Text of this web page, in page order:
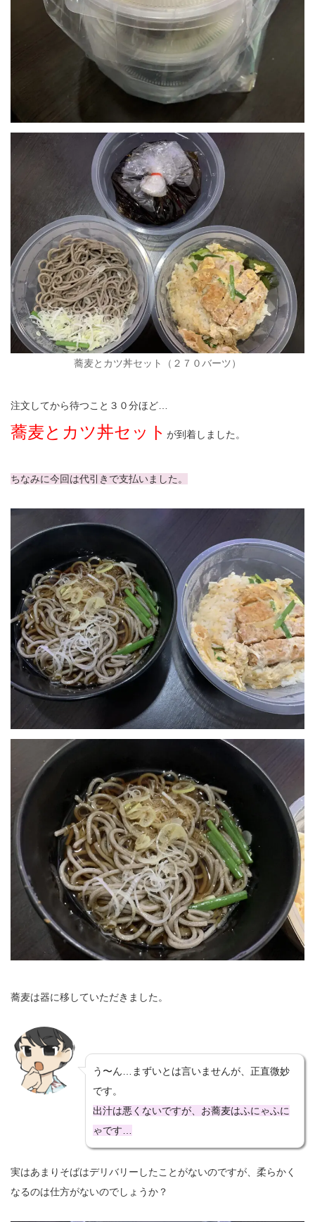
蕎麦とカツ丼セット（２７０バーツ）
注文してから待つこと３０分ほど…
蕎麦とカツ丼セット が到着しました。
ちなみに今回は代引きで支払いました。
蕎麦は器に移していただきました。
う〜ん…まずいとは言いませんが、正直微妙
です。
出汁は悪くないですが、お蕎麦はふにゃふに
ゃです…
実はあまりそばはデリバリーしたことがないのですが、柔らかく
なるのは仕方がないのでしょうか？